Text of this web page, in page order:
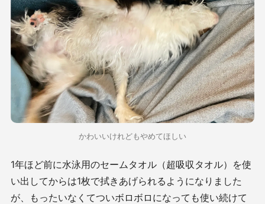
かわいいけれどもやめてほしい
1年ほど前に水泳用のセームタオル（超吸収タオル）を使
い出してからは1枚で拭きあげられるようになりました
が、もったいなくてついボロボロになっても使い続けて